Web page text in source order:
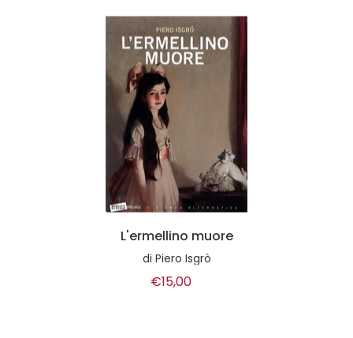
L'ermellino muore
di Piero Isgrò
€15,00